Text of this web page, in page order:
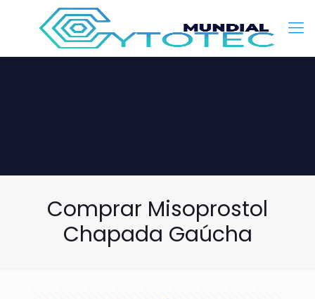
Comprar Misoprostol
Chapada Gaúcha